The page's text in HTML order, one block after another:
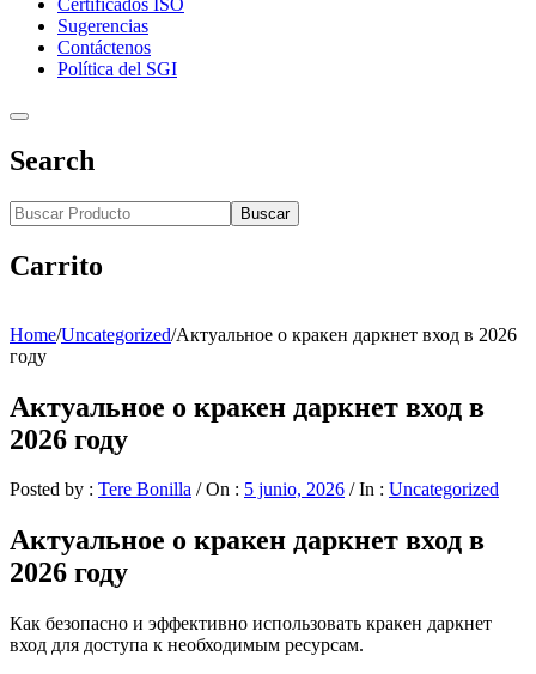
Certificados ISO
Sugerencias
Contáctenos
Política del SGI
Search
Buscar
Carrito
Home/Uncategorized/Актуальное о кракен даркнет вход в 2026
году
Актуальное о кракен даркнет вход в
2026 году
Posted by : Tere Bonilla / On : 5 junio, 2026 /In : Uncategorized
Актуальное о кракен даркнет вход в
2026 году
Как безопасно и эффективно использовать кракен даркнет
вход для доступа к необходимым ресурсам.